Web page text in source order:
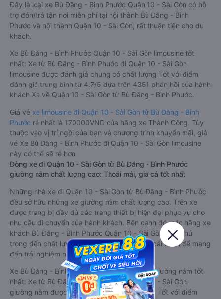
Đây là loại xe Bù Đăng - Bình Phước Quận 10 - Sài Gòn có hỗ
trợ đón/trả tận nơi miễn phí tại nội thành Bù Đăng - Bình
Phước và nội thành Quận 10 - Sài Gòn, rất thuận tiện cho du
khách.
Xe Bù Đăng - Bình Phước Quận 10 - Sài Gòn limousine tốt
nhất: Xe từ Bù Đăng - Bình Phước đi Quận 10 - Sài Gòn
limousine được đánh giá chung có chất lượng Tốt với điểm
đánh giá trung bình từ 4.7/5 dựa trên 4351 phản hồi của hành
khách Xe về Quận 10 - Sài Gòn từ Bù Đăng - Bình Phước.
Giá vé xe limousine đi Quận 10 - Sài Gòn từ Bù Đăng - Bình
Phước rẻ nhất là 170000VND của hãng xe Thành Công. Tùy
thuộc vào vị trí ngồi của bạn và chương trình khuyến mãi, giá
vé Xe Bù Đăng - Bình Phước đi Quận 10 - Sài Gòn limousine
này có thể sẽ rẻ hơn
Dòng xe đi Quận 10 - Sài Gòn từ Bù Đăng - Bình Phước
giường nằm chất lượng cao: Thoải mái, giá cả tốt nhất
Những nhà xe đi Quận 10 - Sài Gòn từ Bù Đăng - Bình Phước
đều sở hữu những xe giường nằm chất lượng cao. Trên xe
được trang bị đầy đủ các trang thiết bị hiện đại phục vụ cho
nhu cầu di chuyển của hành khách. Bên cạnh đó, các hãng xe
khách Bù Đăng - Bình Phước Quận 10 - Sài Gòn luôn chú
trọng đến chất lượng dịch vụ, không ngừng cải thiện để mang
đến trải nghiệm hoàn hảo cho hành khách.
Xe Bù Đăng - Bình Phước Quận 10 - Sài Gòn giường nằm tốt
nhất: Xe từ Bù Đăng - Bình Phước đi Quận 10 - Sài Gòn
giường nằm được đánh giá chung chất lượng Tốt với điểm